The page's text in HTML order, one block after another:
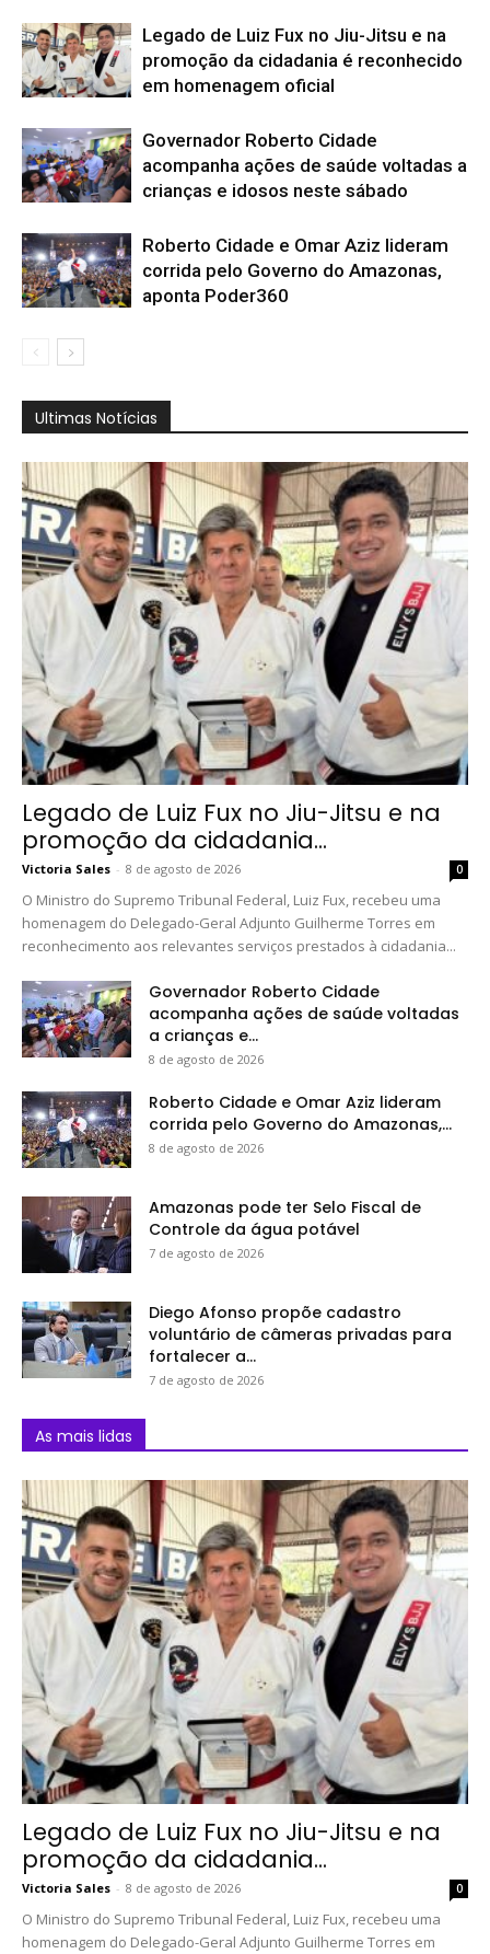
Legado de Luiz Fux no Jiu-Jitsu e na
promoção da cidadania é reconhecido
em homenagem oficial
Governador Roberto Cidade
acompanha ações de saúde voltadas a
crianças e idosos neste sábado
Roberto Cidade e Omar Aziz lideram
corrida pelo Governo do Amazonas,
aponta Poder360
Ultimas Notícias
Legado de Luiz Fux no Jiu-Jitsu e na
promoção da cidadania...
Victoria Sales - 8 de agosto de 2026 0
O Ministro do Supremo Tribunal Federal, Luiz Fux, recebeu uma
homenagem do Delegado-Geral Adjunto Guilherme Torres em
reconhecimento aos relevantes serviços prestados à cidadania...
Governador Roberto Cidade
acompanha ações de saúde voltadas
a crianças e...
8 de agosto de 2026
Roberto Cidade e Omar Aziz lideram
corrida pelo Governo do Amazonas,...
8 de agosto de 2026
Amazonas pode ter Selo Fiscal de
Controle da água potável
7 de agosto de 2026
Diego Afonso propõe cadastro
voluntário de câmeras privadas para
fortalecer a...
7 de agosto de 2026
As mais lidas
Legado de Luiz Fux no Jiu-Jitsu e na
promoção da cidadania...
Victoria Sales - 8 de agosto de 2026 0
O Ministro do Supremo Tribunal Federal, Luiz Fux, recebeu uma
homenagem do Delegado-Geral Adjunto Guilherme Torres em